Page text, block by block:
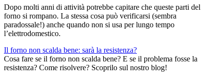
Dopo molti anni di attività potrebbe capitare che queste parti del
forno si rompano. La stessa cosa può verificarsi (sembra
paradossale!) anche quando non si usa per lungo tempo
l’elettrodomestico.
Il forno non scalda bene: sarà la resistenza?
Cosa fare se il forno non scalda bene? E se il problema fosse la
resistenza? Come risolvere? Scoprilo sul nostro blog!